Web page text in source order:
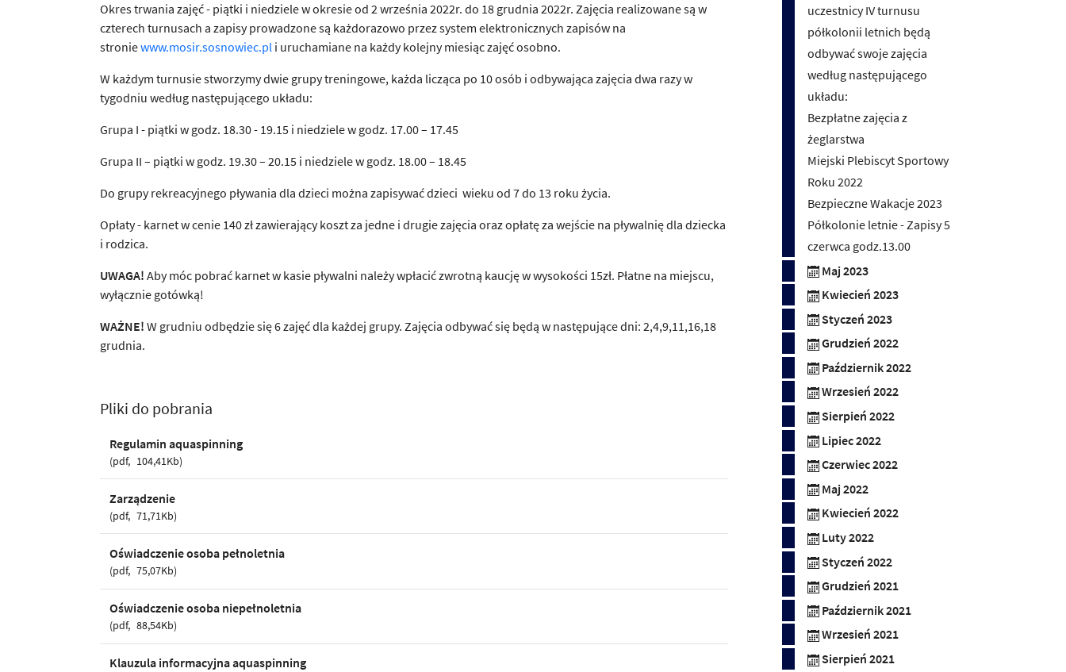
Okres trwania zajęć - piątki i niedziele w okresie od 2 września 2022r. do 18 grudnia 2022r. Zajęcia realizowane są w
czterech turnusach a zapisy prowadzone są każdorazowo przez system elektronicznych zapisów na
stroniewww.mosir.sosnowiec.pl i uruchamiane na każdy kolejny miesiąc zajęć osobno.
W każdym turnusie stworzymy dwie grupy treningowe, każda licząca po 10 osób i odbywająca zajęcia dwa razy w
tygodniu według następującego układu:
Grupa I - piątki w godz. 18.30 - 19.15 i niedziele w godz. 17.00 – 17.45
Grupa II – piątki w godz. 19.30 – 20.15 i niedziele w godz. 18.00 – 18.45
Do grupy rekreacyjnego pływania dla dzieci można zapisywać dzieci wieku od 7 do 13 roku życia.
Opłaty - karnet w cenie 140 zł zawierający koszt za jedne i drugie zajęcia oraz opłatę za wejście na pływalnię dla dziecka
i rodzica.
UWAGA! Aby móc pobrać karnet w kasie pływalni należy wpłacić zwrotną kaucję w wysokości 15zł. Płatne na miejscu,
wyłącznie gotówką!
WAŻNE! W grudniu odbędzie się 6 zajęć dla każdej grupy. Zajęcia odbywać się będą w następujące dni: 2,4,9,11,16,18
grudnia.
Pliki do pobrania
Regulamin aquaspinning
pdf 104,41Kb
Zarządzenie
pdf 71,71Kb
Oświadczenie osoba pełnoletnia
pdf 75,07Kb
Oświadczenie osoba niepełnoletnia
pdf 88,54Kb
Klauzula informacyjna aquaspinning
uczestnicy IV turnusu
półkolonii letnich będą
odbywać swoje zajęcia
według następującego
układu:
Bezpłatne zajęcia z
żeglarstwa
Miejski Plebiscyt Sportowy
Roku 2022
Bezpieczne Wakacje 2023
Półkolonie letnie - Zapisy 5
czerwca godz.13.00
Maj 2023
Kwiecień 2023
Styczeń 2023
Grudzień 2022
Październik 2022
Wrzesień 2022
Sierpień 2022
Lipiec 2022
Czerwiec 2022
Maj 2022
Kwiecień 2022
Luty 2022
Styczeń 2022
Grudzień 2021
Październik 2021
Wrzesień 2021
Sierpień 2021